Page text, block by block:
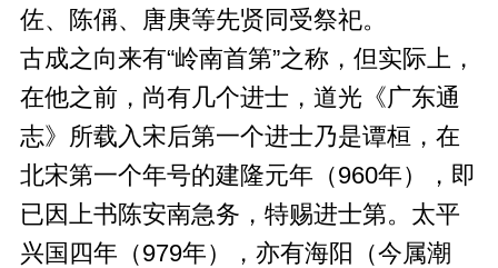
佐、陈偁、唐庚等先贤同受祭祀。
古成之向来有“岭南首第”之称，但实际上，
在他之前，尚有几个进士，道光《广东通
志》所载入宋后第一个进士乃是谭桓，在
北宋第一个年号的建隆元年（960年），即
已因上书陈安南急务，特赐进士第。太平
兴国四年（979年），亦有海阳（今属潮